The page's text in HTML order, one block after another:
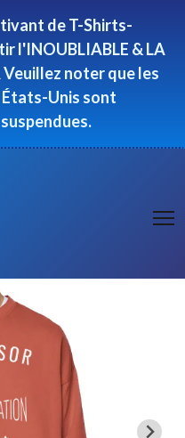
de T-Shirts-
l'INOUBLIABLE & LA
noter que les
Unis sont